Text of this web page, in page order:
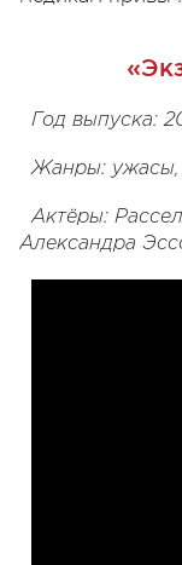
Год выпуска:
Жанры: ужасы,
Актёры:
Александра